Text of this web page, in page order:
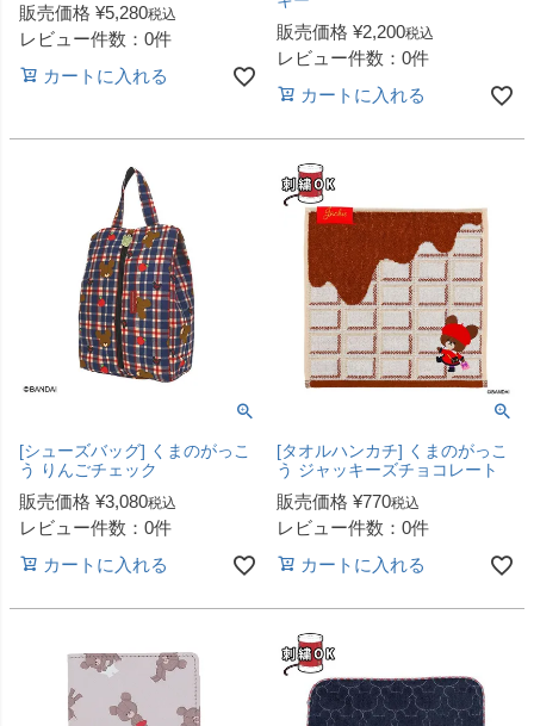
販売価格 ¥5,280税込
レビュー件数：0件
カートに入れる
販売価格 ¥2,200税込
レビュー件数：0件
カートに入れる
[シューズバッグ] くまのがっこ
う りんごチェック
販売価格 ¥3,080税込
レビュー件数：0件
カートに入れる
[タオルハンカチ] くまのがっこ
う ジャッキーズチョコレート
販売価格 ¥770税込
レビュー件数：0件
カートに入れる